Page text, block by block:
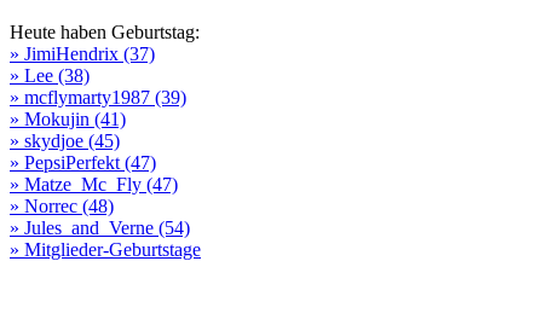
Heute haben Geburtstag:
» JimiHendrix (37)
» Lee (38)
» mcflymarty1987 (39)
» Mokujin (41)
» skydjoe (45)
» PepsiPerfekt (47)
» Matze_Mc_Fly (47)
» Norrec (48)
» Jules_and_Verne (54)
» Mitglieder-Geburtstage